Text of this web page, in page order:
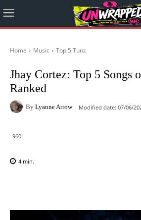
Home Music Top 5 Tunz
Jhay Cortez: Top 5 Songs
Ranked
By Lyanne Arrow Modified date: 07/06/
960
4 min.